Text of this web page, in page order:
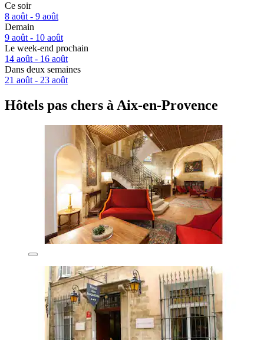
Ce soir
8 août - 9 août
Demain
9 août - 10 août
Le week-end prochain
14 août - 16 août
Dans deux semaines
21 août - 23 août
Hôtels pas chers à Aix-en-Provence